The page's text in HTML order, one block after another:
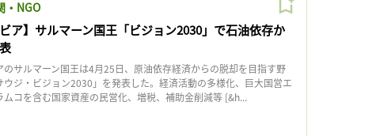
・NGO
ビア】サルマーン国王「ビジョン2030」で石油依存か
サルマーン国王は4月25日、原油依存経済からの脱却を目指す野
ウジ・ビジョン2030」を発表した。経済活動の多様化、巨大国営エ
ムコを含む国家資産の民営化、増税、補助金削減等 [&h...